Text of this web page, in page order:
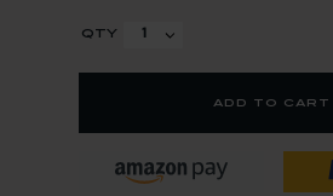
qty
add to cart